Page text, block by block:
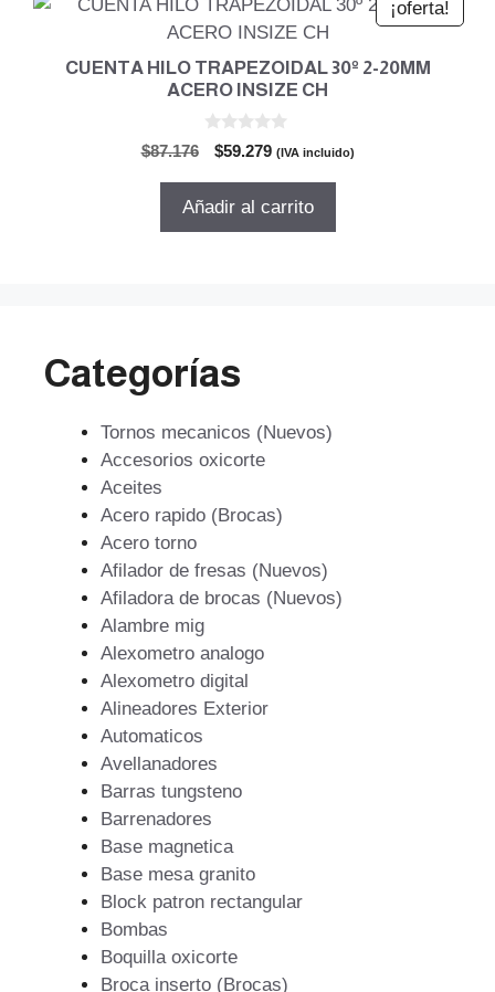
¡oferta!
CUENTA HILO TRAPEZOIDAL 30º 2-20MM
ACERO INSIZE CH
$87.176
El
original
$59.279El
actual
(IVA incluido)
Añadir al carrito
Categorías
Tornos mecanicos (Nuevos)
Accesorios oxicorte
Aceites
Acero rapido (Brocas)
Acero torno
Afilador de fresas (Nuevos)
Afiladora de brocas (Nuevos)
Alambre mig
Alexometro analogo
Alexometro digital
Alineadores Exterior
Automaticos
Avellanadores
Barras tungsteno
Barrenadores
Base magnetica
Base mesa granito
Block patron rectangular
Bombas
Boquilla oxicorte
Broca inserto (Brocas)